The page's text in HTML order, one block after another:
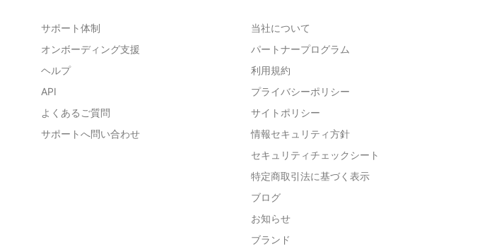
サポート体制
オンボーディング支援
ヘルプ
API
よくあるご質問
サポートへ問い合わせ
当社について
パートナープログラム
利用規約
プライバシーポリシー
サイトポリシー
情報セキュリティ方針
セキュリティチェックシート
特定商取引法に基づく表示
ブログ
お知らせ
ブランド